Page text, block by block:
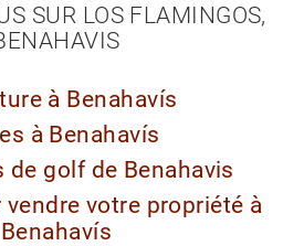
SUR LOS FLAMINGOS,
à Benahavís
à Benahavís
de golf de Benahavis
votre propriété à
Benahavís